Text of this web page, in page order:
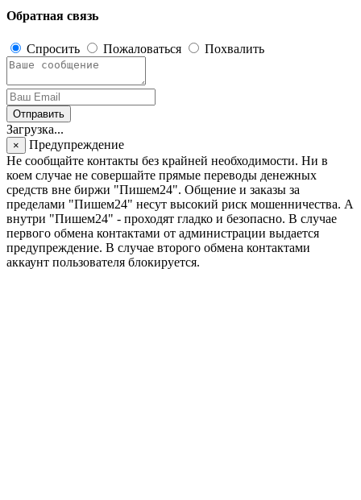
Обратная связь
Спросить Пожаловаться Похвалить
Отправить
Загрузка...
×
Предупреждение
Не сообщайте контакты без крайней необходимости. Ни в
коем случае не совершайте прямые переводы денежных
средств вне биржи "Пишем24". Общение и заказы за
пределами "Пишем24" несут высокий риск мошенничества. А
внутри "Пишем24" - проходят гладко и безопасно. В случае
первого обмена контактами от администрации выдается
предупреждение. В случае второго обмена контактами
аккаунт пользователя блокируется.